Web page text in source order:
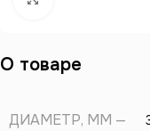
О товаре
ДИАМЕТР, ММ